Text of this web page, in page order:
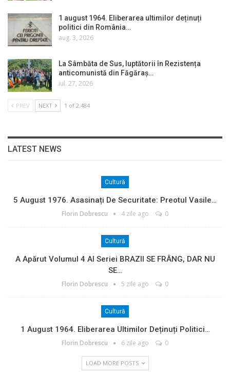
1 august 1964. Eliberarea ultimilor deținuți
politici din România…
aug. 3, 2026
La Sâmbăta de Sus, luptătorii în Rezistența
anticomunistă din Făgăraș…
iul. 27, 2026
PREV NEXT 1 of 2.484
LATEST NEWS
Cultură
5 August 1976. Asasinați De Securitate: Preotul Vasile…
Florin Dobrescu 4 zile ago 0
Cultură
A Apărut Volumul 4 Al Seriei BRAZII SE FRÂNG, DAR NU
SE…
Florin Dobrescu 5 zile ago 0
Cultură
1 August 1964. Eliberarea Ultimilor Deținuți Politici…
Florin Dobrescu 6 zile ago 0
LOAD MORE POSTS